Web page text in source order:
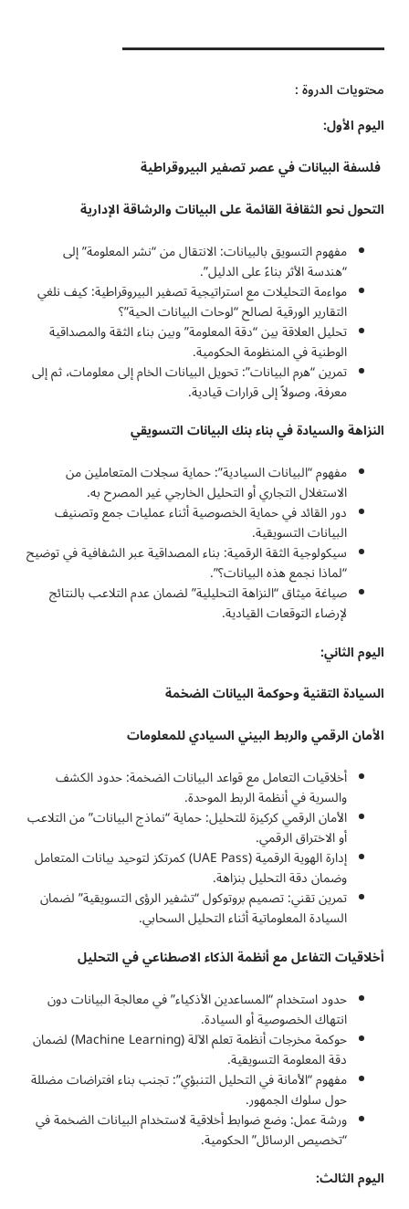
محتويات الدروة :
اليوم الأول:
فلسفة البيانات في عصر تصفير البيروقراطية
التحول نحو الثقافة القائمة على البيانات والرشاقة الإدارية
مفهوم التسويق بالبيانات: الانتقال من “نشر المعلومة” إلى
“هندسة الأثر بناءً على الدليل”.
مواءمة التحليلات مع استراتيجية تصفير البيروقراطية: كيف نلغي
التقارير الورقية لصالح “لوحات البيانات الحية”؟
تحليل العلاقة بين “دقة المعلومة” وبين بناء الثقة والمصداقية
الوطنية في المنظومة الحكومية.
تمرين “هرم البيانات”: تحويل البيانات الخام إلى معلومات، ثم إلى
معرفة، وصولاً إلى قرارات قيادية.
النزاهة والسيادة في بناء بنك البيانات التسويقي
مفهوم “البيانات السيادية”: حماية سجلات المتعاملين من
الاستغلال التجاري أو التحليل الخارجي غير المصرح به.
دور القائد في حماية الخصوصية أثناء عمليات جمع وتصنيف
البيانات التسويقية.
سيكولوجية الثقة الرقمية: بناء المصداقية عبر الشفافية في توضيح
“لماذا نجمع هذه البيانات؟”.
صياغة ميثاق “النزاهة التحليلية” لضمان عدم التلاعب بالنتائج
لإرضاء التوقعات القيادية.
اليوم الثاني:
السيادة التقنية وحوكمة البيانات الضخمة
الأمان الرقمي والربط البيني السيادي للمعلومات
أخلاقيات التعامل مع قواعد البيانات الضخمة: حدود الكشف
والسرية في أنظمة الربط الموحدة.
الأمان الرقمي كركيزة للتحليل: حماية “نماذج البيانات” من التلاعب
أو الاختراق الرقمي.
إدارة الهوية الرقمية (UAE Pass) كمرتكز لتوحيد بيانات المتعامل
وضمان دقة التحليل بنزاهة.
تمرين تقني: تصميم بروتوكول “تشفير الرؤى التسويقية” لضمان
السيادة المعلوماتية أثناء التحليل السحابي.
أخلاقيات التفاعل مع أنظمة الذكاء الاصطناعي في التحليل
حدود استخدام “المساعدين الأذكياء” في معالجة البيانات دون
انتهاك الخصوصية أو السيادة.
حوكمة مخرجات أنظمة تعلم الآلة (Machine Learning) لضمان
دقة المعلومة التسويقية.
مفهوم “الأمانة في التحليل التنبؤي”: تجنب بناء افتراضات مضللة
حول سلوك الجمهور.
ورشة عمل: وضع ضوابط أخلاقية لاستخدام البيانات الضخمة في
“تخصيص الرسائل” الحكومية.
اليوم الثالث: